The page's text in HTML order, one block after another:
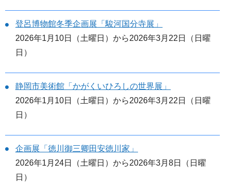
登呂博物館冬季企画展「駿河国分寺展」
2026年1月10日（土曜日）から2026年3月22日（日曜
日）
静岡市美術館「かがくいひろしの世界展」
2026年1月10日（土曜日）から2026年3月22日（日曜
日）
企画展「徳川御三卿田安徳川家」
2026年1月24日（土曜日）から2026年3月8日（日曜
日）